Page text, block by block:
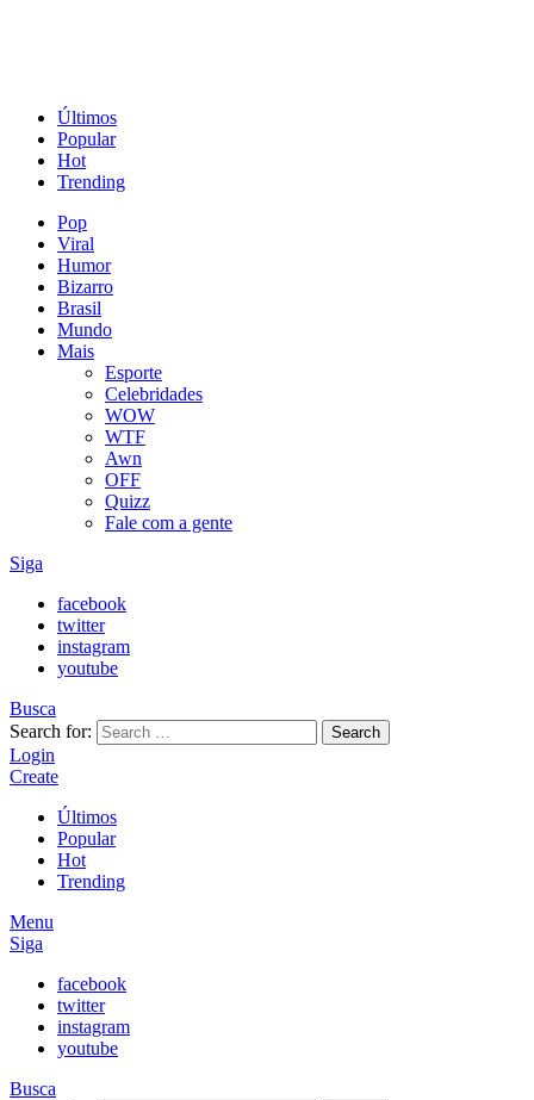
Últimos
Popular
Hot
Trending
Pop
Viral
Humor
Bizarro
Brasil
Mundo
Mais
Esporte
Celebridades
WOW
WTF
Awn
OFF
Quizz
Fale com a gente
Siga
facebook
twitter
instagram
youtube
Busca
Search for:
Search
Login
Create
Últimos
Popular
Hot
Trending
Menu
Siga
facebook
twitter
instagram
youtube
Busca